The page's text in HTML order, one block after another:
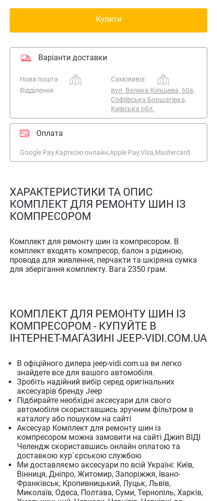
Купити
Варіанти доставки
Нова пошта
Самовивіз:
Відділення
вул. Велика Кільцева, 60а,
Софіївська Борщагівка,
Київська обл.
Оплата
Google Pay,Карткою онлайн,Apple Pay,Visa,Mastercard
ХАРАКТЕРИСТИКИ ТА ОПИС
КОМПЛЕКТ ДЛЯ РЕМОНТУ ШИН ІЗ
КОМПРЕСОРОМ
Комплект для ремонту шин із компресором. В
комплект входять компресор, балон з рідиною,
провода для живлення, перчакти та шкіряна сумка
для зберігання комплекту. Вага 2350 грам.
КОМПЛЕКТ ДЛЯ РЕМОНТУ ШИН ІЗ
КОМПРЕСОРОМ - КУПУЙТЕ В
ІНТЕРНЕТ-МАГАЗИНІ JEEP-VIDI.COM.UA
В офіційного дилера jeep-vidi.com.ua ви легко
знайдете все для вашого автомобіля.
Зробіть надійний вибір серед оригінальних
аксесуарів бренду Jeep
Підбирайте необхідні аксесуари для свого
автомобіля скориставшись зручним фільтром в
каталогу або пошуком на сайті
Аксесуар Комплект для ремонту шин із
компресором можна замовити на сайті Джип ВІДІ
Челендж скориставшись онлайн оплатою та
доставкою кур`єрською службою
Ми доставляємо аксесуари по всій Україні: Київ,
Вінниця, Дніпро, Житомир, Запоріжжя, Івано-
Франківськ, Кропивницький, Луцьк, Львів,
Миколаїв, Одеса, Полтава, Суми, Тернопіль, Харків,